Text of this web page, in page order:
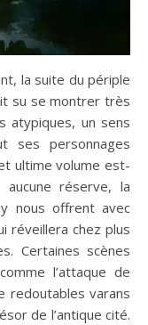
la suite du périple
su se montrer très
atypiques, un sens
ses personnages
ultime volume est-
réserve, la
nous offrent avec
réveillera chez plus
Certaines scènes
l’attaque de
redoutables varans
de l’antique cité.